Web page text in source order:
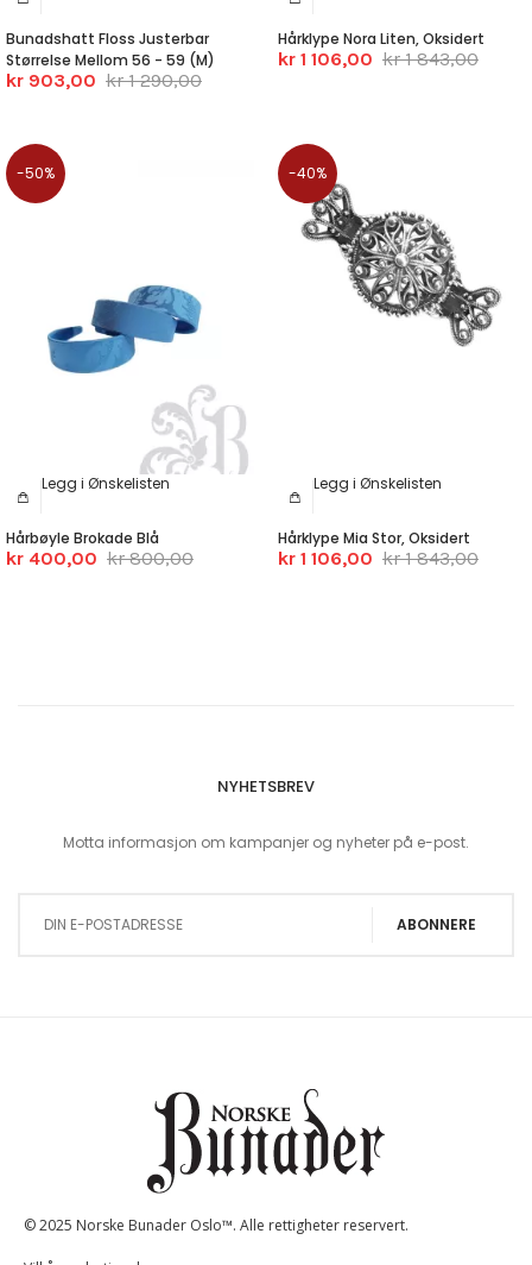
Bunadshatt Floss Justerbar
Størrelse Mellom 56 - 59 (M)
kr 903,00 kr 1 290,00
Hårklype Nora Liten, Oksidert
kr 1 106,00 kr 1 843,00
-50%
Legg i Ønskelisten
Hårbøyle Brokade Blå
kr 400,00 kr 800,00
-40%
Legg i Ønskelisten
Hårklype Mia Stor, Oksidert
kr 1 106,00 kr 1 843,00
NYHETSBREV
Motta informasjon om kampanjer og nyheter på e-post.
ABONNERE
© 2025 Norske Bunader Oslo™. Alle rettigheter reservert.